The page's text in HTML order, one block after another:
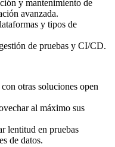
y mantenimiento de
avanzada.
y tipos de
de pruebas y CI/CD.
otras soluciones open
al máximo sus
lentitud en pruebas
de datos.